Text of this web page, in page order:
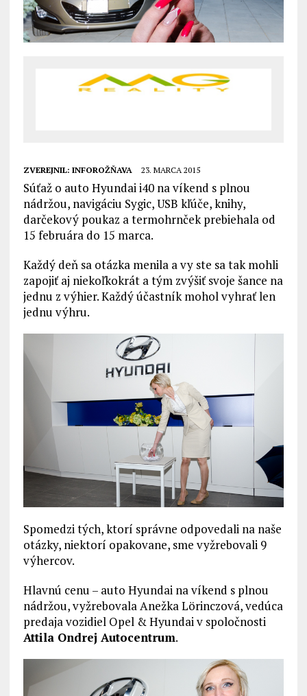
ZVEREJNIL: INFOROŽŇAVA 23. MARCA 2015
Súťaž o auto Hyundai i40 na víkend s plnou
nádržou, navigáciu Sygic, USB kľúče, knihy,
darčekový poukaz a termohrnček prebiehala od
15 februára do 15 marca.
Každý deň sa otázka menila a vy ste sa tak mohli
zapojiť aj niekoľkokrát a tým zvýšiť svoje šance na
jednu z výhier. Každý účastník mohol vyhrať len
jednu výhru.
Spomedzi tých, ktorí správne odpovedali na naše
otázky, niektorí opakovane, sme vyžrebovali 9
výhercov.
Hlavnú cenu – auto Hyundai na víkend s plnou
nádržou, vyžrebovala Anežka Lörinczová, vedúca
predaja vozidiel Opel & Hyundai v spoločnosti
Attila Ondrej Autocentrum.